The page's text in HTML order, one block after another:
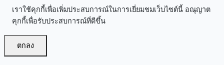
เราใช้คุกกี้เพื่อเพิ่มประสบการณ์ในการเยี่ยมชมเว็บไซต์นี้ อณุญาต
คุกกี้เพื่อรับประสบการณ์ที่ดีขึ้น
ตกลง